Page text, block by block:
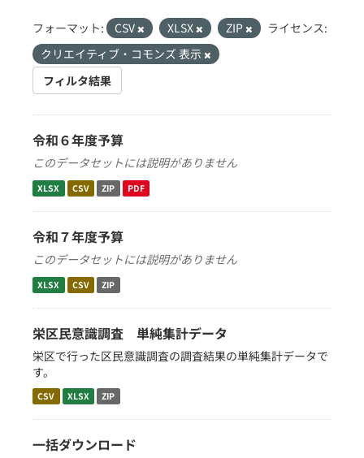
フォーマット: CSV XLSX ZIP
ライセンス:
クリエイティブ・コモンズ 表示
フィルタ結果
令和６年度予算
このデータセットには説明がありません
XLSX CSV ZIP PDF
令和７年度予算
このデータセットには説明がありません
XLSX CSV ZIP
栄区民意識調査 単純集計データ
栄区で行った区民意識調査の調査結果の単純集計データで
す。
CSV XLSX ZIP
一括ダウンロード